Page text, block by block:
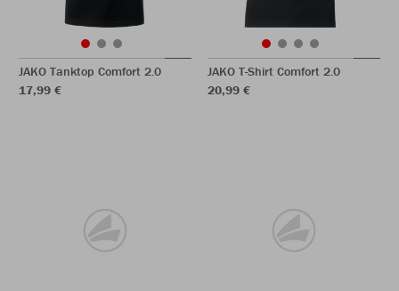
JAKO Tanktop Comfort 2.0
17,99 €
JAKO T-Shirt Comfort 2.0
20,99 €